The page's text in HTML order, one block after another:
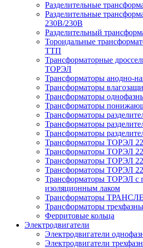
Разделительные
Разделительные
230В/230В
Разделительный
Тороидальные
ТТП
Трансформаторные
ТОРЭЛ
Трансформаторы анодно-
Трансформаторы
Трансформаторы
Трансформаторы
Трансформаторы
Трансформаторы
Трансформаторы
Трансформаторы ТОРЭЛ
Трансформаторы ТОРЭЛ
Трансформаторы ТОРЭЛ
Трансформаторы ТОРЭЛ
Трансформаторы ТОРЭЛ с
изоляционным лаком
Трансформаторы
Трансформаторы
Ферритовые кольца
Электродвигатели
Электродвигатели
Электродвигатели